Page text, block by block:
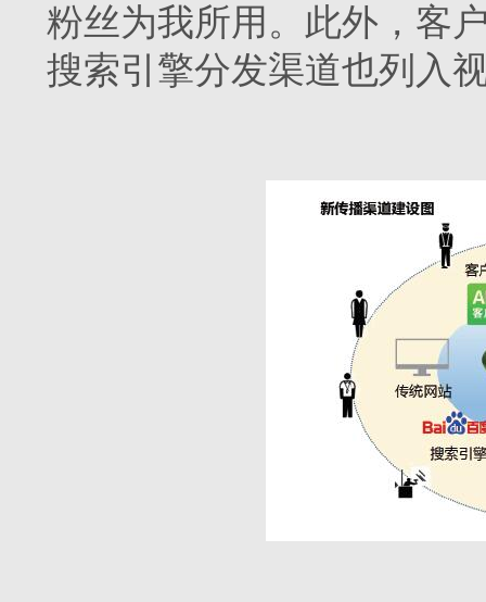
粉丝为我所用。此外，客
搜索引擎分发渠道也列入